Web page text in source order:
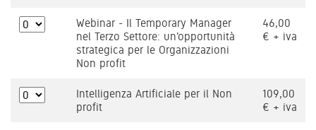
Webinar - Il Temporary Manager
nel Terzo Settore: un'opportunità
strategica per le Organizzazioni
Non profit
46,00
€ + iva
Intelligenza Artificiale per il Non
profit
109,00
€ + iva